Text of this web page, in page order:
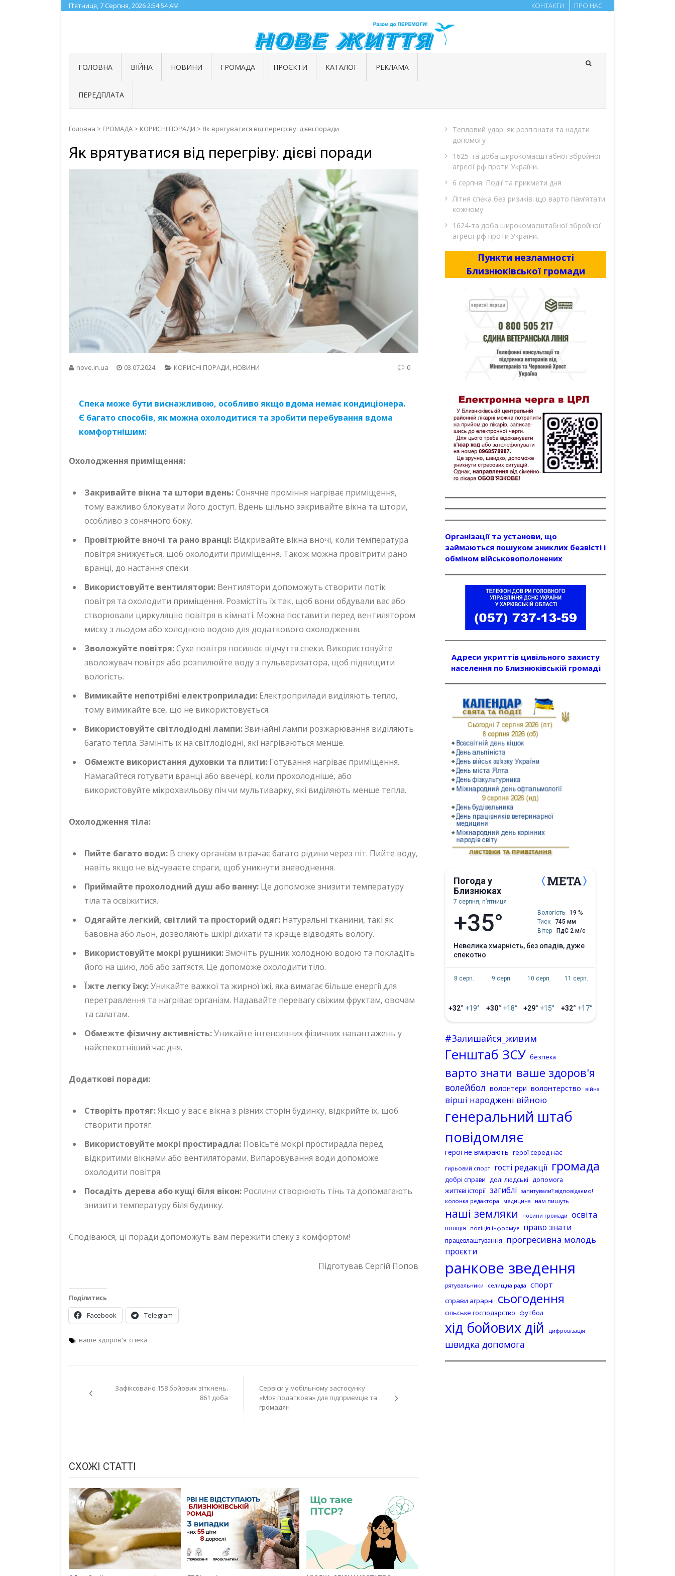
Skip
to
П’ятниця, 7 Серпня, 20262:54:55 AM КОНТАКТИ ПРО НАС
ГОЛОВНА ВІЙНА НОВИНИ ГРОМАДА ПРОЄКТИ КАТАЛОГ РЕКЛАМА
ПЕРЕДПЛАТА
Головна > ГРОМАДА > КОРИСНІ ПОРАДИ > Як врятуватися від перегріву: дієві поради
Як врятуватися від перегріву: дієві поради
nove.in.ua 03.07.2024 КОРИСНІ ПОРАДИ, НОВИНИ 0
Спека може бути виснажливою, особливо якщо вдома немає кондиціонера.
Є багато способів, як можна охолодитися та зробити перебування вдома
комфортнішим:
Охолодження приміщення:
Закривайте вікна та штори вдень:Сонячне проміння нагріває приміщення,
тому важливо блокувати його доступ. Вдень щільно закривайте вікна та штори,
особливо з сонячного боку.
Провітрюйте вночі та рано вранці: Відкривайте вікна вночі, коли температура
повітря знижується, щоб охолодити приміщення. Також можна провітрити рано
вранці, до настання спеки.
Використовуйте вентилятори: Вентилятори допоможуть створити потік
повітря та охолодити приміщення. Розмістіть їх так, щоб вони обдували вас або
створювали циркуляцію повітря в кімнаті. Можна поставити перед вентилятором
миску з льодом або холодною водою для додаткового охолодження.
Зволожуйте повітря:Сухе повітря посилює відчуття спеки. Використовуйте
зволожувач повітря або розпилюйте воду з пульверизатора, щоб підвищити
вологість.
Вимикайте непотрібні електроприлади: Електроприлади виділяють тепло,
тому вимикайте все, що не використовується.
Використовуйте світлодіодні лампи:Звичайні лампи розжарювання виділяють
багато тепла. Замініть їх на світлодіодні, які нагріваються менше.
Обмежте використання духовки та плити: Готування нагріває приміщення.
Намагайтеся готувати вранці або ввечері, коли прохолодніше, або
використовуйте мікрохвильову піч чи мультиварку, які виділяють менше тепла.
Охолодження тіла:
Пийте багато води: В спеку організм втрачає багато рідини через піт. Пийте воду,
навіть якщо не відчуваєте спраги, щоб уникнути зневоднення.
Приймайте прохолодний душ або ванну: Це допоможе знизити температуру
тіла та освіжитися.
Одягайте легкий, світлий та просторий одяг: Натуральні тканини, такі як
бавовна або льон, дозволяють шкірі дихати та краще відводять вологу.
Використовуйте мокрі рушники:Змочіть рушник холодною водою та покладіть
його на шию, лоб або зап’ястя. Це допоможе охолодити тіло.
Їжте легку їжу:Уникайте важкої та жирної їжі, яка вимагає більше енергії для
перетравлення та нагріває організм. Надавайте перевагу свіжим фруктам, овочам
та салатам.
Обмежте фізичну активність:Уникайте інтенсивних фізичних навантажень у
найспекотніший час дня.
Додаткові поради:
Створіть протяг:Якщо у вас є вікна з різних сторін будинку, відкрийте їх, щоб
створити протяг.
Використовуйте мокрі простирадла: Повісьте мокрі простирадла перед
відкритими вікнами або вентиляторами. Випаровування води допоможе
охолодити повітря.
Посадіть дерева або кущі біля вікон: Рослини створюють тінь та допомагають
знизити температуру біля будинку.
Сподіваюся, ці поради допоможуть вам пережити спеку з комфортом!
Підготував Сергій Попов
Поділитись
Facebook Telegram
ваше здоров'я спека
записівЗафіксовано 158 бойових зіткнень.
861 доба
Сервіси у мобільному застосунку
«Моя податкова» для підприємців та
громадян
СХОЖІ СТАТТІ
Тепловий удар: як розпізнати та надати
допомогу
1625-та доба широкомасштабної збройної
агресії рф проти України.
6 серпня. Події та прикмети дня
Літня спека без ризиків: що варто пам’ятати
кожному
1624-та доба широкомасштабної збройної
агресії рф проти України.
Пункти незламності
Близнюківської громади
Організації та установи, що
займаються пошуком зниклих безвісті і
обміном військовополонених
Адреси укриттів цивільного захисту
населення по Близнюківській громаді
Погода у
Близнюках
7 серпня, пʼятниця
+35° Вологість
19 %
Тиск
745 мм
Вітер
ПдС 2 м/с
невелика хмарність, без опадів, дуже
спекотно
8 серп.
+32° +19°
9 серп.
+30° +18°
10 серп.
+29° +15°
11 серп.
+32° +17°
#Залишайся_живим
Генштаб ЗСУ безпека
варто знати ваше здоров'я
волейбол волонтери волонтерство війна
вірші народжені війною
генеральний штаб
повідомляє
герої не вмирають герої серед нас
гирьовий спорт гості редакції громада
добрі справи долі людські допомога
життєві історії загиблі запитували? відповідаємо!
колонка редактора
медицина нам пишуть
наші земляки новини громади освіта
поліція поліція інформує право знати
працевлаштування прогресивна молодь
проєкти
ранкове зведення
рятувальники селищна рада спорт
справи аграрні сьогодення
сільське господарство футбол
хід бойових дій цифровізація
швидка допомога